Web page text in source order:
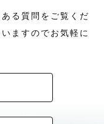
る質問をご覧くだ
ますのでお気軽に